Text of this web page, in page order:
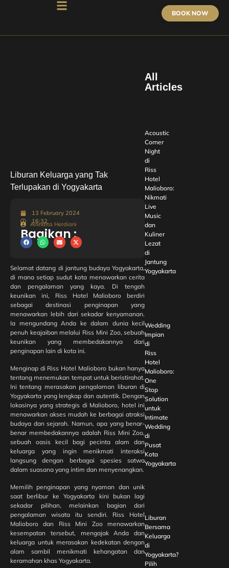
BOOK NOW
Liburan Keluarga yang Tak
Terlupakan di Yogyakarta
13 February 2024
16:32
Anindita Herdiani
Bagikan :
Selamat datang di jantung budaya Yogyakarta,
di mana setiap sudut kota menawarkan cerita
dan pengalaman yang kaya. Di tengah
keunikan ini, Riss Hotel Malioboro berdiri
sebagai destinasi penginapan yang
menawarkan lebih dari sekadar kenyamanan.
Ia mengundang Anda ke dalam dunia kecil
penuh keajaiban melalui Riss Mini Zoo, sebuah
keunikan yang membedakannya dari
penginapan lain di kota ini.
Menginap di Riss Hotel Malioboro bukan hanya
tentang menemukan tempat untuk beristirahat.
Ini tentang merasakan pengalaman liburan di
Yogyakarta yang lengkap dan autentik. Dengan
lokasinya yang strategis di Malioboro, hotel ini
menawarkan akses mudah ke berbagai atraksi
budaya dan sejarah. Namun, apa yang benar-
benar membedakannya adalah Riss Mini Zoo,
sebuah oasis kecil bagi pecinta alam dan
keluarga yang ingin menikmati interaksi
langsung dengan berbagai spesies satwa
dalam suasana yang intim dan menyenangkan.
Memilih penginapan yang nyaman dan unik
saat berlibur ke Yogyakarta kini bukan lagi
sekadar pilihan, melainkan bagian dari
pengalaman wisata itu sendiri. Riss Hotel
Malioboro dan Riss Mini Zoo menawarkan
kesempatan tersebut, mengajak Anda dan
keluarga untuk merasakan kedekatan dengan
alam sambil menikmati kehangatan dan
keramahan khas Yogyakarta.
All
Articles
Acoustic
Corner
Night
di
Riss
Hotel
Malioboro:
Nikmati
Live
Music
dan
Kuliner
Lezat
di
Jantung
Yogyakarta
Wedding
Impian
di
Riss
Hotel
Malioboro:
One
Stop
Solution
untuk
Intimate
Wedding
di
Pusat
Kota
Yogyakarta
Liburan
Bersama
Keluarga
di
Yogyakarta?
Pilih